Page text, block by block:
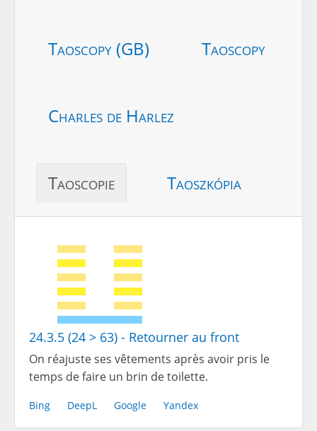
Taoscopy (GB) Taoscopy
Charles de Harlez
Taoscopie Taoszkópia
24.3.5 (24 > 63) - Retourner au front
On réajuste ses vêtements après avoir pris le
temps de faire un brin de toilette.
Bing DeepL Google Yandex